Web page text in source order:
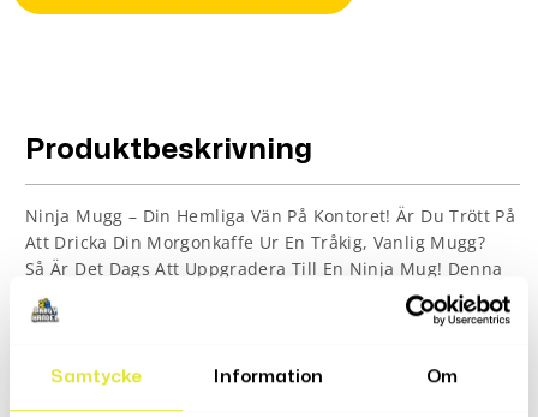
Samtycke Information Om
Produktbeskrivning
Ninja Mugg – Din Hemliga Vän På Kontoret! Är Du Trött På
Att Dricka Din Morgonkaffe Ur En Tråkig, Vanlig Mugg?
Så Är Det Dags Att Uppgradera Till En Ninja Mug! Denna
Mugg Är Inte Bara Snygg Och Cool, Den Har Också En
Hemlig Fördel Som Du Kommer Att Älska.
Material:ceramic